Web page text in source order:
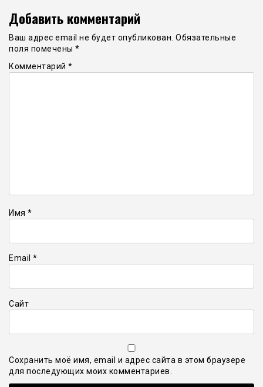
Добавить комментарий
Ваш адрес email не будет опубликован. Обязательные
поля помечены *
Комментарий *
Имя *
Email *
Сайт
Сохранить моё имя, email и адрес сайта в этом браузере
для последующих моих комментариев.